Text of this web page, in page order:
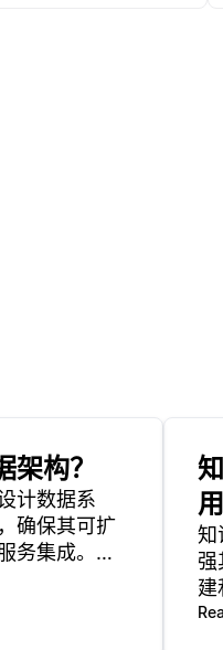
构？
计数据系
确保其可扩
务集成。首
引擎和托管
知
强
建
由